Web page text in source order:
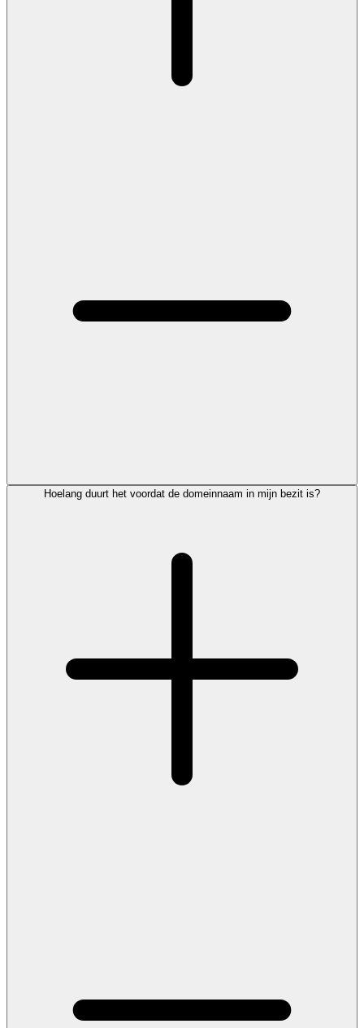
Hoelang duurt het voordat de domeinnaam in mijn bezit is?